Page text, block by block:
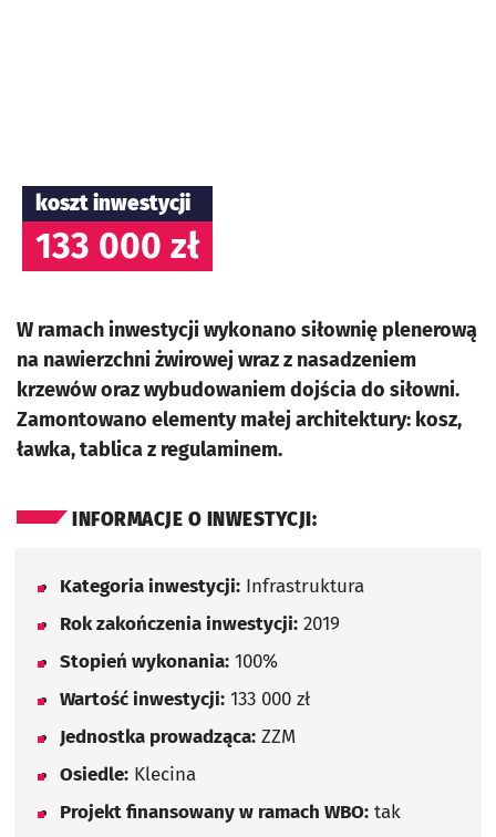
koszt inwestycji
133 000 zł
W ramach inwestycji wykonano siłownię plenerową
na nawierzchni żwirowej wraz z nasadzeniem
krzewów oraz wybudowaniem dojścia do siłowni.
Zamontowano elementy małej architektury: kosz,
ławka, tablica z regulaminem.
INFORMACJE O INWESTYCJI:
Kategoria inwestycji: Infrastruktura
Rok zakończenia inwestycji: 2019
Stopień wykonania: 100%
Wartość inwestycji: 133 000 zł
Jednostka prowadząca: ZZM
Osiedle: Klecina
Projekt finansowany w ramach WBO: tak